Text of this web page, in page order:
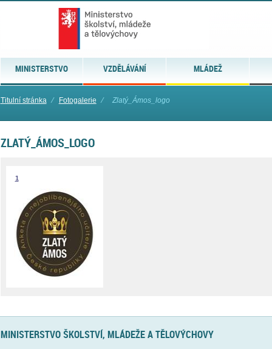
MINISTERSTVO VZDĚLÁVÁNÍ MLÁDEŽ
Titulní stránka ⁄ Fotogalerie ⁄ Zlatý_Ámos_logo
ZLATÝ_ÁMOS_LOGO
1
MINISTERSTVO ŠKOLSTVÍ, MLÁDEŽE A TĚLOVÝCHOVY